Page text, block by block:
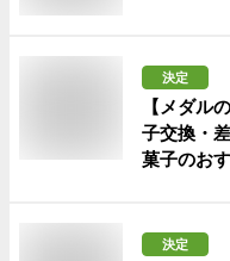
決定
【メダル
子交換・
菓子のお
決定